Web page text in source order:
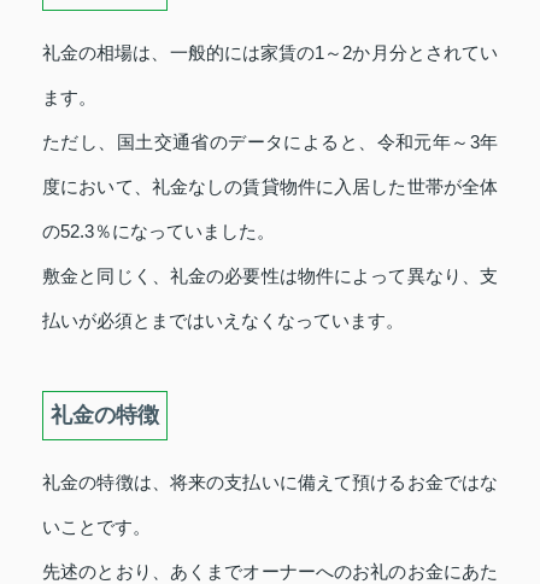
礼金の相場は、一般的には家賃の1～2か月分とされてい
ます。
ただし、国土交通省のデータによると、令和元年～3年
度において、礼金なしの賃貸物件に入居した世帯が全体
の52.3％になっていました。
敷金と同じく、礼金の必要性は物件によって異なり、支
払いが必須とまではいえなくなっています。
礼金の特徴
礼金の特徴は、将来の支払いに備えて預けるお金ではな
いことです。
先述のとおり、あくまでオーナーへのお礼のお金にあた